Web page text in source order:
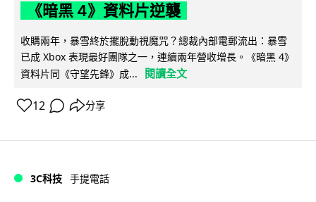
《暗黑 4》資料片逆襲
收購兩年，暴雪終於擺脫動視魔咒？總裁內部電郵流出：暴雪
已成 Xbox 表現最好團隊之一，連續兩年營收增長。《暗黑 4》
資料片同《守望先鋒》成...
閱讀全文
12 分享
3C科技 手提電話